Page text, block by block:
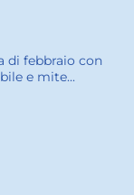
di febbraio con
e mite...